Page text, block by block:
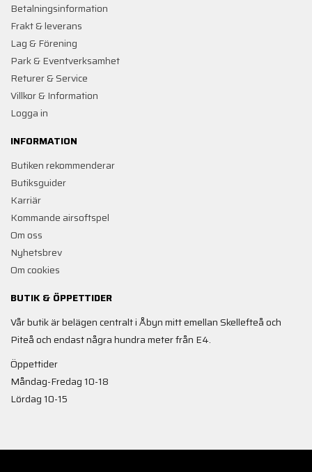
Betalningsinformation
Frakt & leverans
Lag & Förening
Park & Eventverksamhet
Returer & Service
Villkor & Information
Logga in
INFORMATION
Butiken rekommenderar
Butiksguider
Karriär
Kommande airsoftspel
Om oss
Nyhetsbrev
Om cookies
BUTIK & ÖPPETTIDER
Vår butik är belägen centralt i Åbyn mitt emellan Skellefteå och
Piteå och endast några hundra meter från E4.
Öppettider
Måndag-Fredag 10-18
Lördag 10-15